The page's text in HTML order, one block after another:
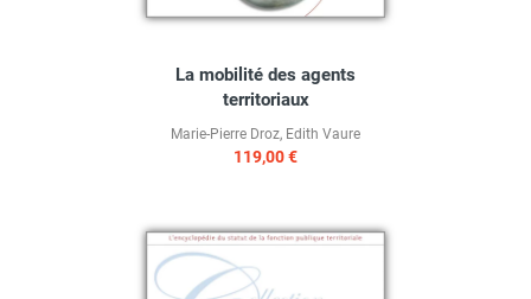
La mobilité des agents
territoriaux
Marie-Pierre Droz, Edith Vaure
119,00 €